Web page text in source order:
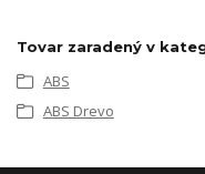
Tovar zaradený v
ABS
ABS Drevo